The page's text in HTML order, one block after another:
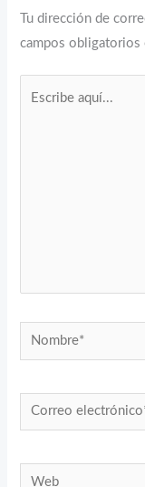
Tu dirección de
campos obligatorios
Nombre*
Correo
electrónico*
Web